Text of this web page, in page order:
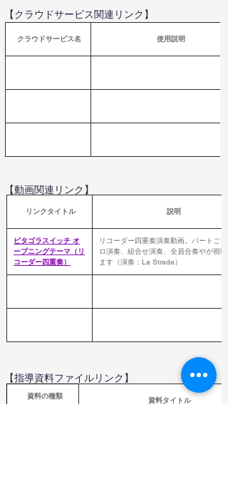
クラウドサービス名 使用説明
【クラウドサービス関連リンク】
リンクタイトル 説明
ピタゴラスイッチ オ
ープニングテーマ（リ
コーダー四重奏）
リコーダー四重奏演奏動画。パートごと
ロ演奏、組合せ演奏、全員合奏やが視聴
ます（演奏：La Strada）
【動画関連リンク】
  資料の種類
資料タイトル
【指導資料ファイルリンク】